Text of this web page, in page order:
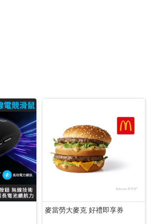
麥當勞大麥克 好禮即享券